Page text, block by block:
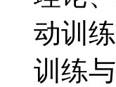
动训
训练